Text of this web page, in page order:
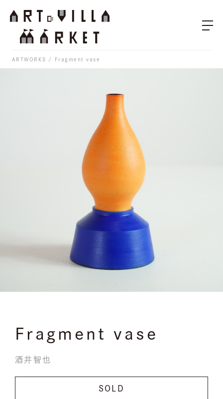
ARTWORKS Fragment vase
Fragment vase
酒井智也
SOLD